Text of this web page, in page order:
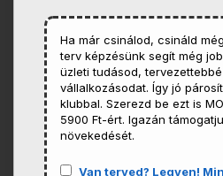
Ha már csinálod, csináld
terv képzésünk segít még
üzleti tudásod,
vállalkozásodat. Így jó
klubbal. Szerezd be ezt is
5900 Ft-ért. Igazán
növekedését.
Van terved? Legyen!